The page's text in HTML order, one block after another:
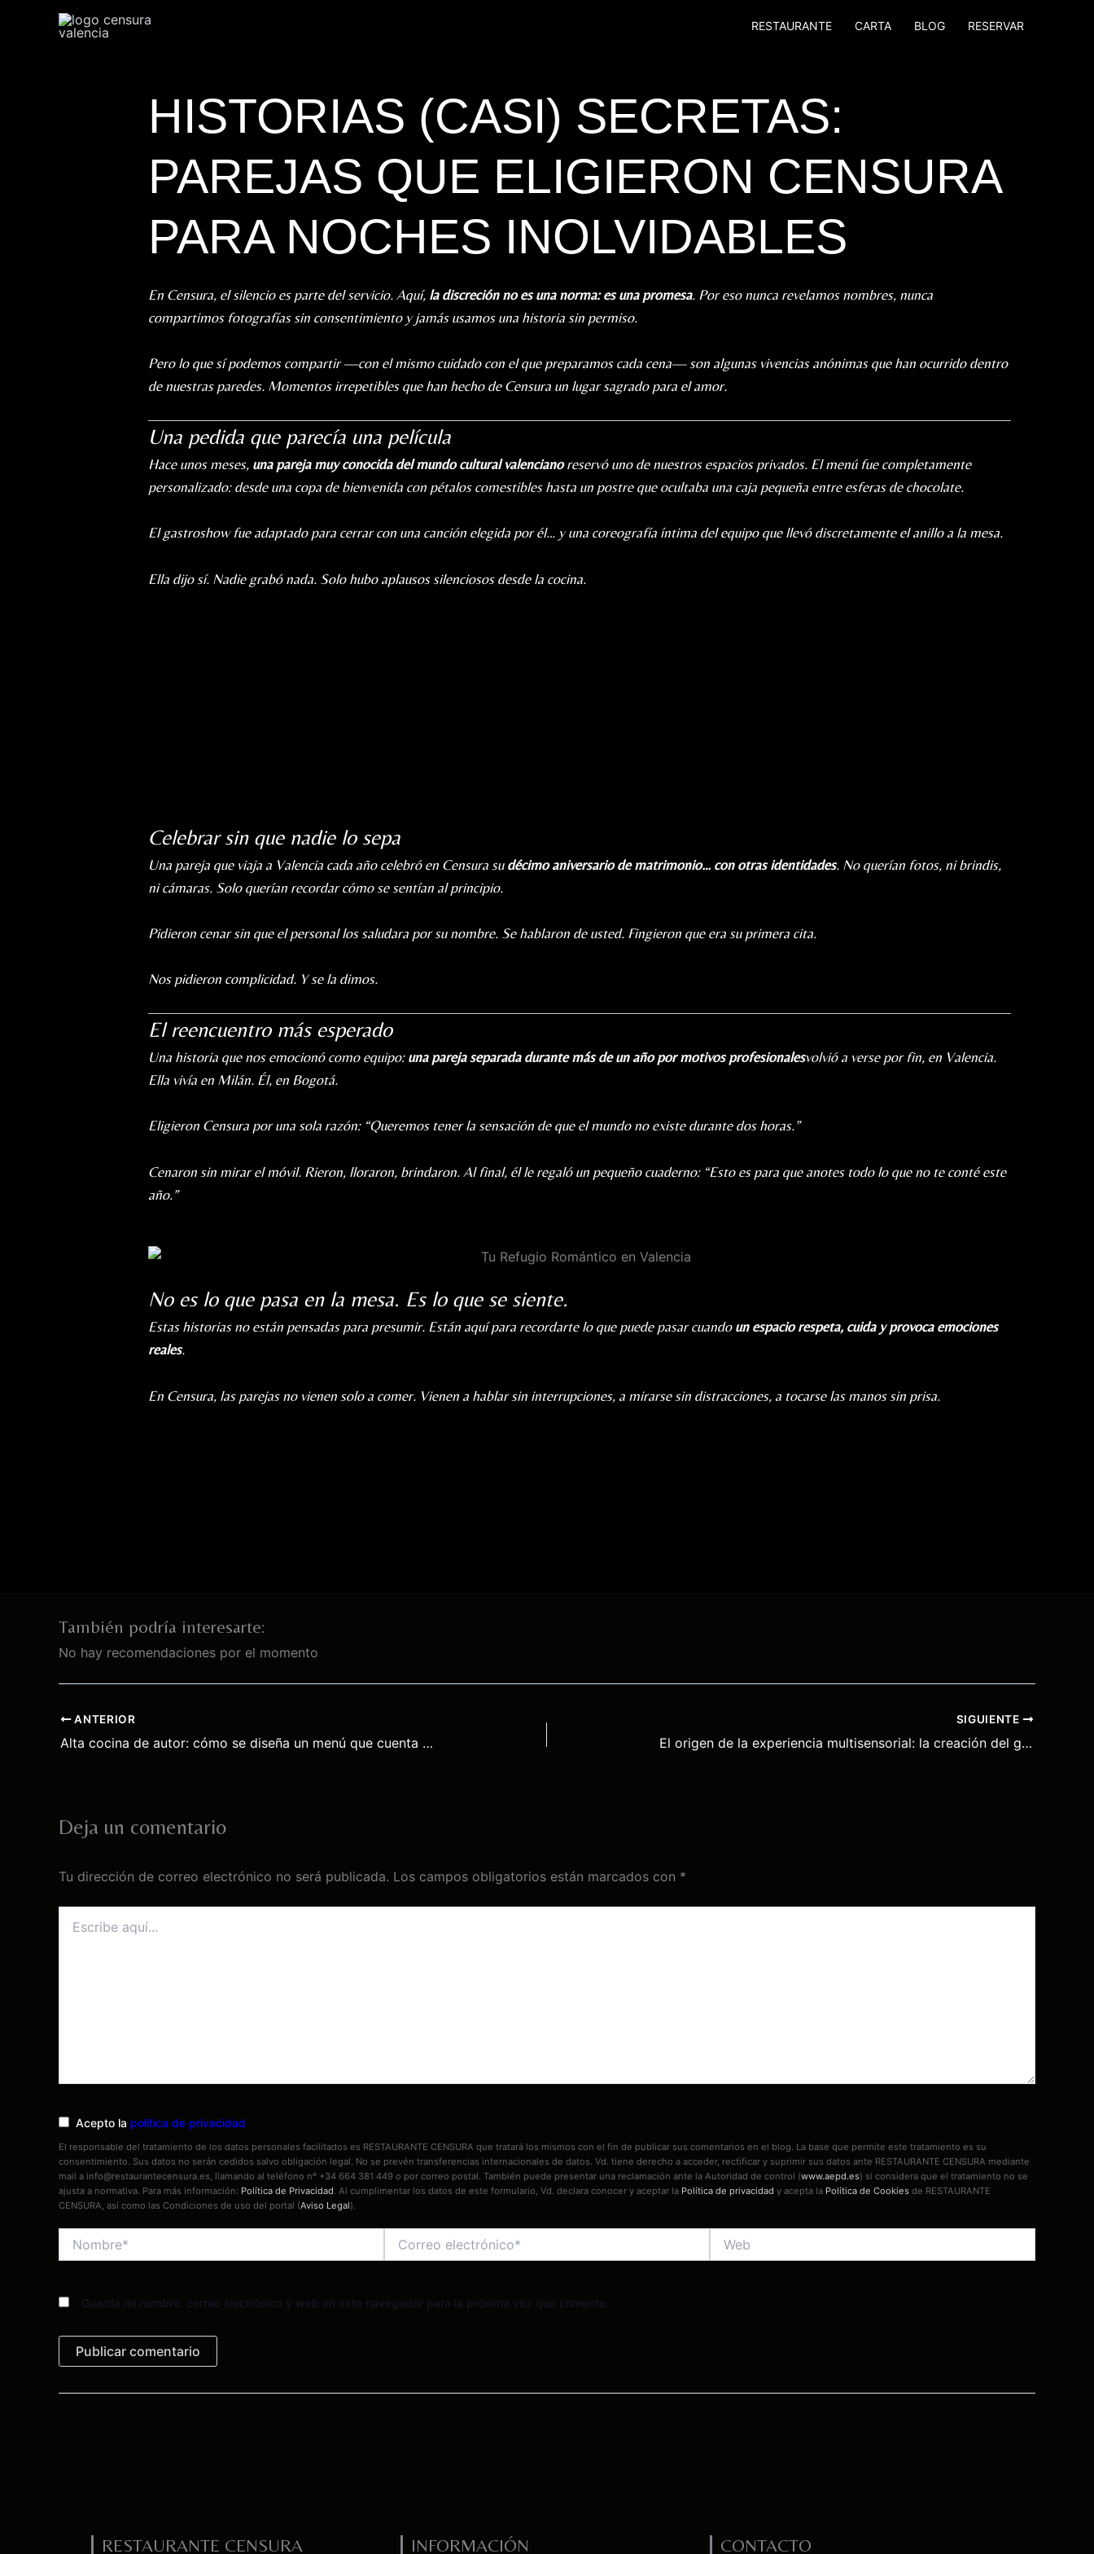
RESTAURANTE CARTA BLOG RESERVAR
HISTORIAS (CASI) SECRETAS:
PAREJAS QUE ELIGIERON CENSURA
PARA NOCHES INOLVIDABLES
En Censura, el silencio es parte del servicio. Aquí, la discreción no es una norma: es una promesa. Por eso nunca revelamos nombres, nunca
compartimos fotografías sin consentimiento y jamás usamos una historia sin permiso.
Pero lo que sí podemos compartir —con el mismo cuidado con el que preparamos cada cena— son algunas vivencias anónimas que han ocurrido dentro
de nuestras paredes. Momentos irrepetibles que han hecho de Censura un lugar sagrado para el amor.
Una pedida que parecía una película
Hace unos meses, una pareja muy conocida del mundo cultural valencianoreservó uno de nuestros espacios privados. El menú fue completamente
personalizado: desde una copa de bienvenida con pétalos comestibles hasta un postre que ocultaba una caja pequeña entre esferas de chocolate.
El gastroshow fue adaptado para cerrar con una canción elegida por él… y una coreografía íntima del equipo que llevó discretamente el anillo a la mesa.
Ella dijo sí. Nadie grabó nada. Solo hubo aplausos silenciosos desde la cocina.
Celebrar sin que nadie lo sepa
Una pareja que viaja a Valencia cada año celebró en Censura su décimo aniversario de matrimonio… con otras identidades. No querían fotos, ni brindis,
ni cámaras. Solo querían recordar cómo se sentían al principio.
Pidieron cenar sin que el personal los saludara por su nombre. Se hablaron de usted. Fingieron que era su primera cita.
Nos pidieron complicidad. Y se la dimos.
El reencuentro más esperado
Una historia que nos emocionó como equipo: una pareja separada durante más de un año por motivos profesionalesvolvió a verse por fin, en Valencia.
Ella vivía en Milán. Él, en Bogotá.
Eligieron Censura por una sola razón: “Queremos tener la sensación de que el mundo no existe durante dos horas.”
Cenaron sin mirar el móvil. Rieron, lloraron, brindaron. Al final, él le regaló un pequeño cuaderno: “Esto es para que anotes todo lo que no te conté este
año.”
No es lo que pasa en la mesa. Es lo que se siente.
Estas historias no están pensadas para presumir. Están aquí para recordarte lo que puede pasar cuando un espacio respeta, cuida y provoca emociones
reales.
En Censura, las parejas no vienen solo a comer. Vienen a hablar sin interrupciones, a mirarse sin distracciones, a tocarse las manos sin prisa.
También podría interesarte:
No hay recomendaciones por el momento
ANTERIOR
Alta cocina de autor: cómo se diseña un menú que cuenta una historia
SIGUIENTE
El origen de la experiencia multisensorial: la creación del gastroshow de Censura
Deja un comentario
Tu dirección de correo electrónico no será publicada. Los campos obligatorios están marcados con *
aquí...
Acepto la política de privacidad
El responsable del tratamiento de los datos personales facilitados es RESTAURANTE CENSURA que tratará los mismos con el fin de publicar sus comentarios en el blog. La base que permite este tratamiento es su
consentimiento. Sus datos no serán cedidos salvo obligación legal. No se prevén transferencias internacionales de datos. Vd. tiene derecho a acceder, rectificar y suprimir sus datos ante RESTAURANTE CENSURA mediante
mail a info@restaurantecensura.es, llamando al teléfono nº +34 664 381 449 o por correo postal. También puede presentar una reclamación ante la Autoridad de control (www.aepd.es) si considera que el tratamiento no se
ajusta a normativa. Para más información: Política de Privacidad. Al cumplimentar los datos de este formulario, Vd. declara conocer y aceptar la Política de privacidad y acepta la Política de Cookies de RESTAURANTE
CENSURA, así como las Condiciones de uso del portal (Aviso Legal).
electrónico*
Guarda mi nombre, correo electrónico y web en este navegador para la próxima vez que comente.
RESTAURANTE CENSURA INFORMACIÓN CONTACTO